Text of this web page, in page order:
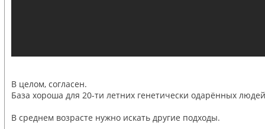
В целом, согласен.
База хороша для 20-ти летних генетически одарённых
В среднем возрасте нужно искать другие подходы.